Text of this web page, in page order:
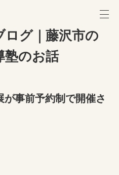
ログ｜藤沢市の
塾のお話
事前予約制で開催さ